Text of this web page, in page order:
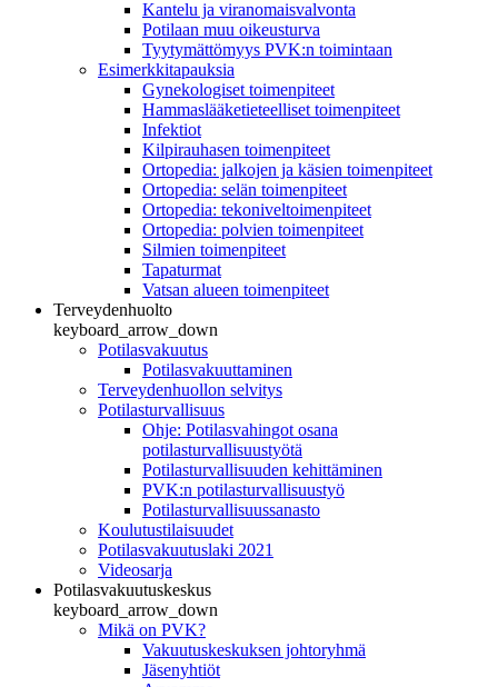
Kantelu ja viranomaisvalvonta
Potilaan muu oikeusturva
Tyytymättömyys PVK:n toimintaan
Esimerkkitapauksia
Gynekologiset toimenpiteet
Hammaslääketieteelliset toimenpiteet
Infektiot
Kilpirauhasen toimenpiteet
Ortopedia: jalkojen ja käsien toimenpiteet
Ortopedia: selän toimenpiteet
Ortopedia: tekoniveltoimenpiteet
Ortopedia: polvien toimenpiteet
Silmien toimenpiteet
Tapaturmat
Vatsan alueen toimenpiteet
Terveydenhuolto
keyboard_arrow_down
Potilasvakuutus
Potilasvakuuttaminen
Terveydenhuollon selvitys
Potilasturvallisuus
Ohje: Potilasvahingot osana
potilasturvallisuustyötä
Potilasturvallisuuden kehittäminen
PVK:n potilasturvallisuustyö
Potilasturvallisuussanasto
Koulutustilaisuudet
Potilasvakuutuslaki 2021
Videosarja
Potilasvakuutuskeskus
keyboard_arrow_down
Mikä on PVK?
Vakuutuskeskuksen johtoryhmä
Jäsenyhtiöt